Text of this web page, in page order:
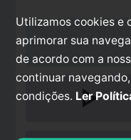
play_arrow
Utilizamos cookies e
aprimorar sua
de acordo com a
continuar
condições. Ler